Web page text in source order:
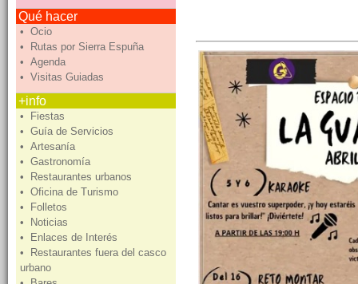
Qué hacer
• Ocio
• Rutas por Sierra Espuña
• Agenda
• Visitas Guiadas
+info
• Fiestas
• Guía de Servicios
• Artesanía
• Gastronomía
• Restaurantes urbanos
• Oficina de Turismo
• Folletos
• Noticias
• Enlaces de Interés
• Restaurantes fuera del casco
urbano